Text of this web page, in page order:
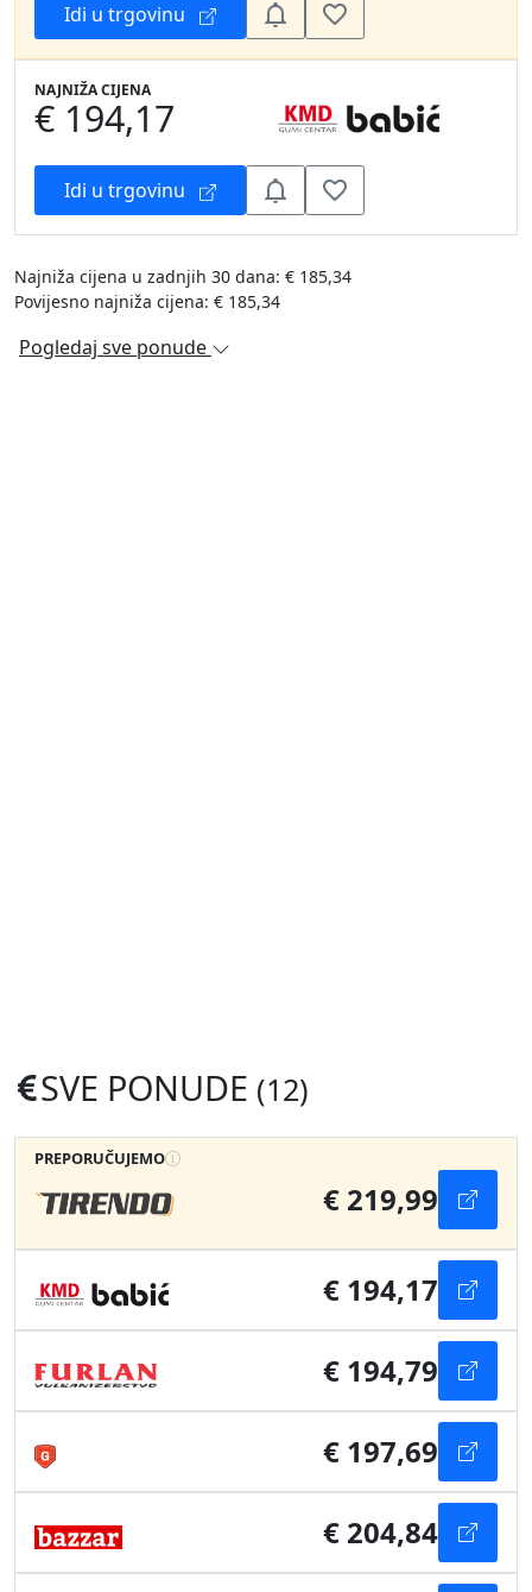
Idi u trgovinu
NAJNIŽA CIJENA
€ 194,17
Idi u trgovinu
Najniža cijena u zadnjih 30 dana: € 185,34
Povijesno najniža cijena: € 185,34
Pogledaj sve ponude
SVE PONUDE (12)
PREPORUČUJEMO
€ 219,99
€ 194,17
€ 194,79
€ 197,69
€ 204,84